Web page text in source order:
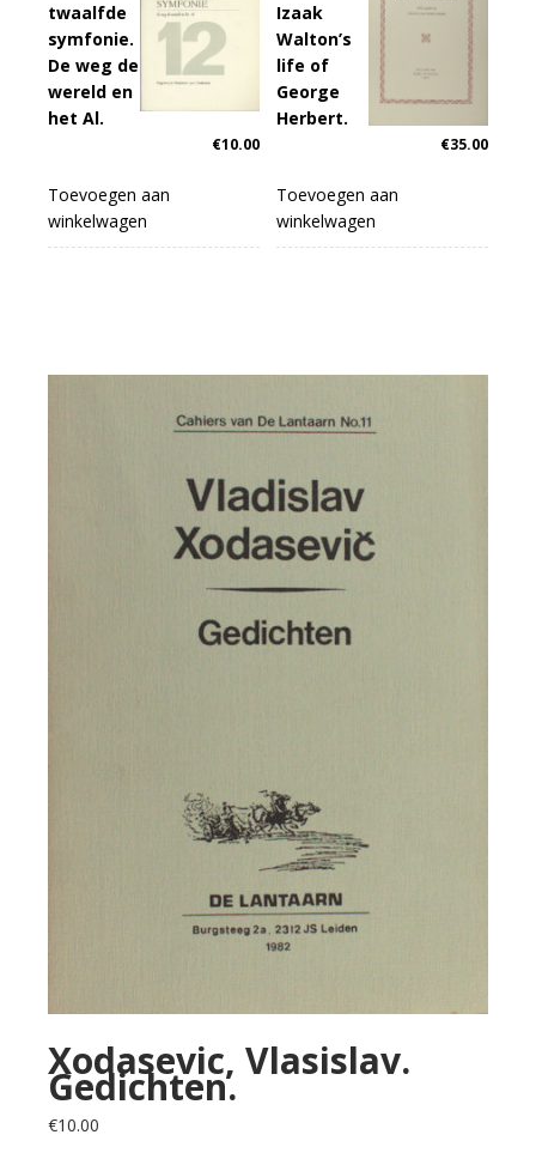
twaalfde
symfonie.
De weg de
wereld en
het Al.
€10.00
Toevoegen aan
winkelwagen
Izaak
Walton’s
life of
George
Herbert.
€35.00
Toevoegen aan
winkelwagen
Xodasevic, Vlasislav.
Gedichten.
€10.00